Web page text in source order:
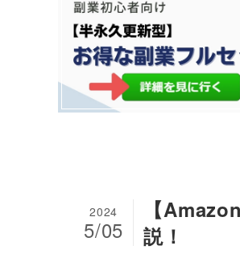
【
説！
2024
5/05